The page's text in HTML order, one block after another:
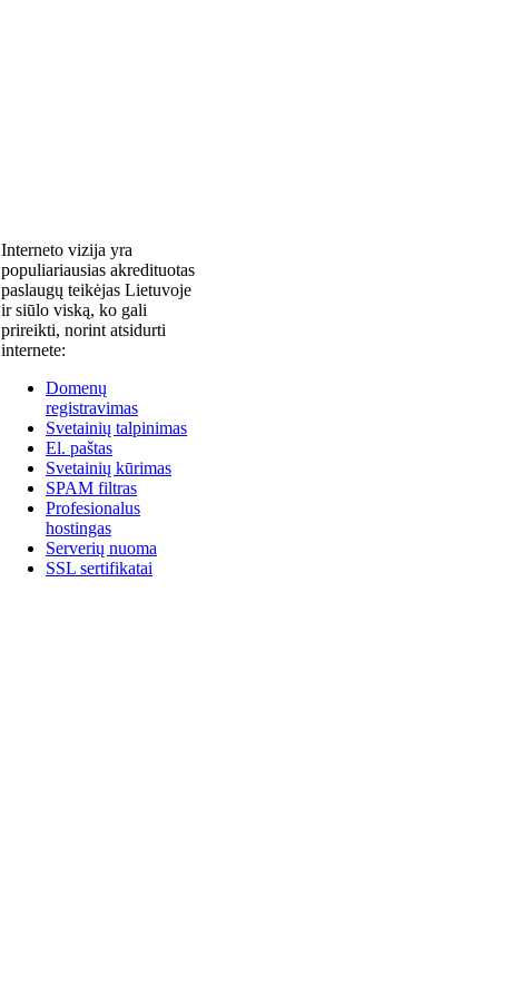
Interneto vizija yra
populiariausias akredituotas
paslaugų teikėjas Lietuvoje
ir siūlo viską, ko gali
prireikti, norint atsidurti
internete:
Domenų
registravimas
Svetainių talpinimas
El. paštas
Svetainių kūrimas
SPAM filtras
Profesionalus
hostingas
Serverių nuoma
SSL sertifikatai